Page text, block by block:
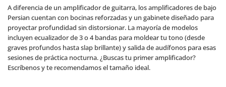
A diferencia de un amplificador de guitarra, los amplificadores de bajo
Persian cuentan con bocinas reforzadas y un gabinete diseñado para
proyectar profundidad sin distorsionar. La mayoría de modelos
incluyen ecualizador de 3 o 4 bandas para moldear tu tono (desde
graves profundos hasta slap brillante) y salida de audífonos para esas
sesiones de práctica nocturna. ¿Buscas tu primer amplificador?
Escríbenos y te recomendamos el tamaño ideal.